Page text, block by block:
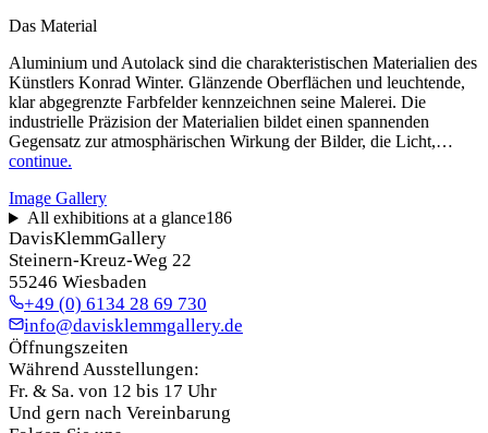
Das Material
Aluminium und Autolack sind die charakteristischen Materialien des
Künstlers Konrad Winter. Glänzende Oberflächen und leuchtende,
klar abgegrenzte Farbfelder kennzeichnen seine Malerei. Die
industrielle Präzision der Materialien bildet einen spannenden
Gegensatz zur atmosphärischen Wirkung der Bilder, die Licht,…
continue.
Image Gallery
All exhibitions at a glance186
DavisKlemmGallery
Steinern-Kreuz-Weg 22
55246 Wiesbaden
+49 (0) 6134 28 69 730
info@davisklemmgallery.de
Öffnungszeiten
Während Ausstellungen:
Fr. & Sa. von 12 bis 17 Uhr
Und gern nach Vereinbarung